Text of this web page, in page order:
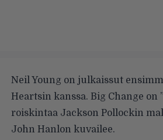
Neil Young on julkaissut
Heartsin kanssa. Big Change on
roiskintaa Jackson Pollockin
John Hanlon kuvailee.